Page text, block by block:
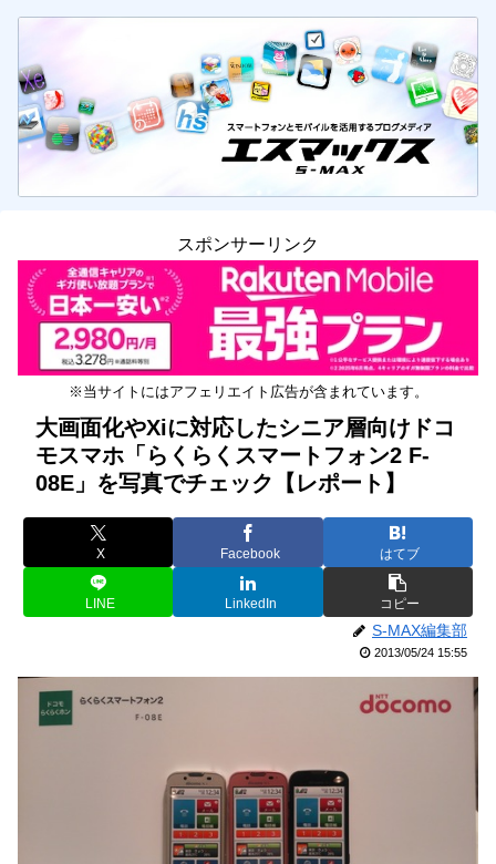
スポンサーリンク
※当サイトにはアフェリエイト広告が含まれています。
大画面化やXiに対応したシニア層向けドコ
モスマホ「らくらくスマートフォン2 F-
08E」を写真でチェック【レポート】
X Facebook はてブ
LINE LinkedIn コピー
S-MAX編集部
2013/05/24 15:55